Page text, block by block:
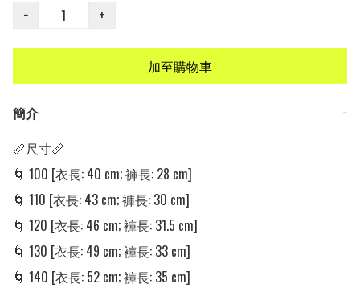
−
+
加至購物車
簡介
−
📏尺寸📏
🌀 100 [衣長: 40 cm; 褲長: 28 cm]
🌀 110 [衣長: 43 cm; 褲長: 30 cm]
🌀 120 [衣長: 46 cm; 褲長: 31.5 cm]
🌀 130 [衣長: 49 cm; 褲長: 33 cm]
🌀 140 [衣長: 52 cm; 褲長: 35 cm]